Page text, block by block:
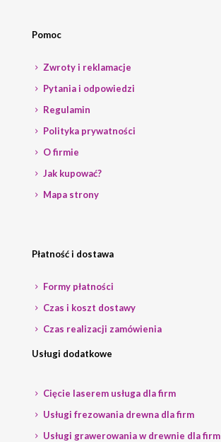
Pomoc
Zwroty i reklamacje
Pytania i odpowiedzi
Regulamin
Polityka prywatności
O firmie
Jak kupować?
Mapa strony
Płatność i dostawa
Formy płatności
Czas i koszt dostawy
Czas realizacji zamówienia
Usługi dodatkowe
Cięcie laserem usługa dla firm
Usługi frezowania drewna dla firm
Usługi grawerowania w drewnie dla firm